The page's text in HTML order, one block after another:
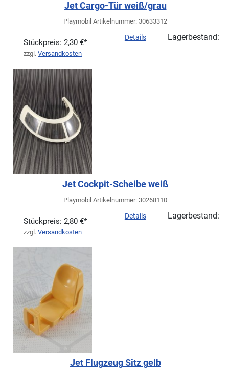
Jet Cargo-Tür weiß/grau
Playmobil Artikelnummer: 30633312
Stückpreis: 2,30 €*
zzgl. Versandkosten
Details Lagerbestand:
Jet Cockpit-Scheibe weiß
Playmobil Artikelnummer: 30268110
Stückpreis: 2,80 €*
zzgl. Versandkosten
Details Lagerbestand:
Jet Flugzeug Sitz gelb